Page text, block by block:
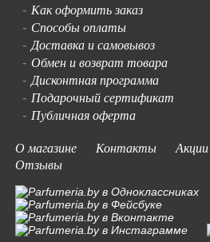
- Как оформить заказ
- Способы оплаты
-Доставка и самовывоз
- Обмен и возврат товара
-Дисконтная программа
- Подарочный сертификат
- Публичная оферта
О магазине
Контакты Акции
Отзывы